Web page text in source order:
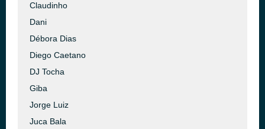
Claudinho
Dani
Débora Dias
Diego Caetano
DJ Tocha
Giba
Jorge Luiz
Juca Bala